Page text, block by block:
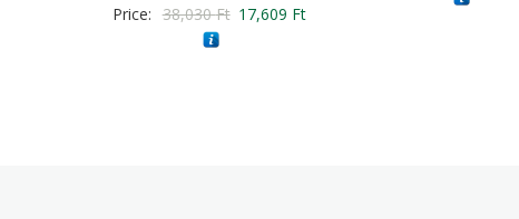
4.00
/ 5
Price: 38,030Ft Original
17,609 FtCurrent